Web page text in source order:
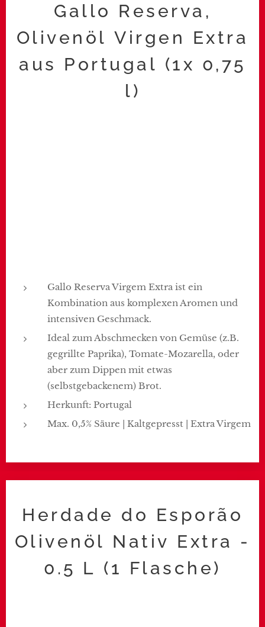
Gallo Reserva,
Olivenöl Virgen Extra
aus Portugal (1x 0,75
l)
Gallo Reserva Virgem Extra ist ein
Kombination aus komplexen Aromen und
intensiven Geschmack.
Ideal zum Abschmecken von Gemüse (z.B.
gegrillte Paprika), Tomate-Mozarella, oder
aber zum Dippen mit etwas
(selbstgebackenem) Brot.
Herkunft: Portugal
Max. 0,5% Säure | Kaltgepresst | Extra Virgem
Herdade do Esporão
Olivenöl Nativ Extra -
0.5 L (1 Flasche)